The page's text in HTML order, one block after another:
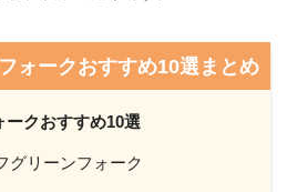
ォークおすすめ10選まとめ
ークおすすめ10選
グリーンフォーク